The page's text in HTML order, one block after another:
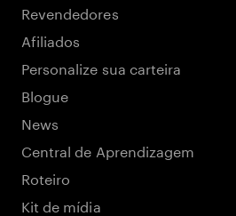
Revendedores
Afiliados
Personalize sua carteira
Blogue
News
Central de Aprendizagem
Roteiro
Kit de mídia